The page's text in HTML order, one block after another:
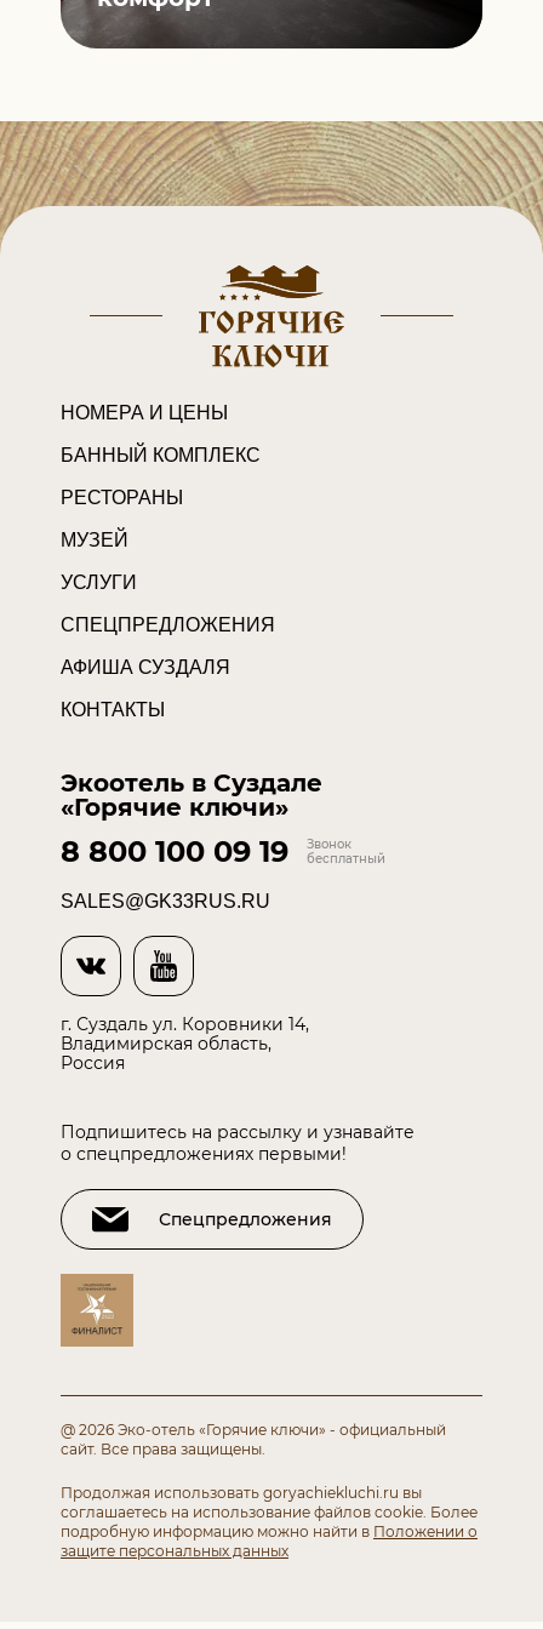
НОМЕРА И ЦЕНЫ
БАННЫЙ КОМПЛЕКС
РЕСТОРАНЫ
МУЗЕЙ
УСЛУГИ
СПЕЦПРЕДЛОЖЕНИЯ
АФИША СУЗДАЛЯ
КОНТАКТЫ
Экоотель в Суздале
«Горячие ключи»
8 800 100 09 19
Звонок
бесплатный
SALES@GK33RUS.RU
г. Суздаль ул. Коровники 14,
Владимирская область,
Россия
Подпишитесь на рассылку и узнавайте
о спецпредложениях первыми!
Спецпредложения
@ 2026 Эко-отель «Горячие ключи» - официальный
сайт. Все права защищены.
Продолжая использовать goryachiekluchi.ru вы
соглашаетесь на использование файлов cookie. Более
подробную информацию можно найти в Положении о
защите персональных данных